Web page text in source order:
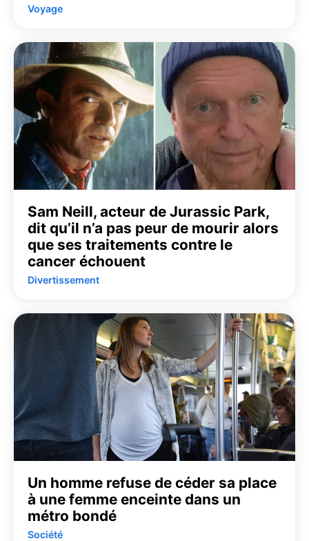
Voyage
Sam Neill, acteur de Jurassic Park,
dit qu’il n’a pas peur de mourir alors
que ses traitements contre le
cancer échouent
Divertissement
Un homme refuse de céder sa place
à une femme enceinte dans un
métro bondé
Société